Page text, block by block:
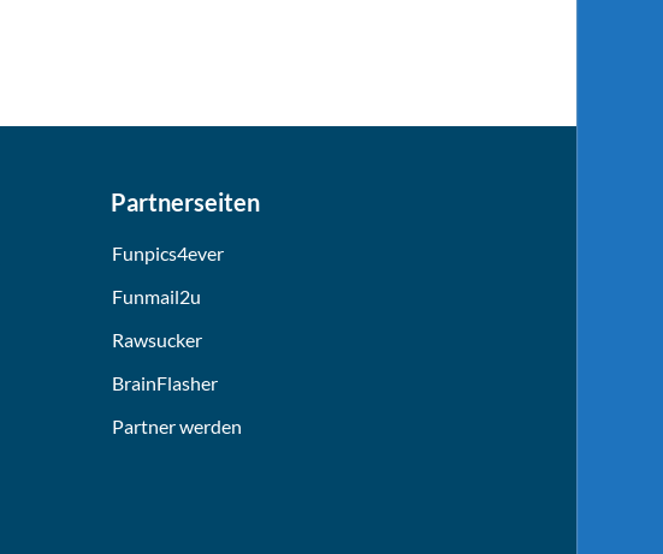
Partnerseiten
Funpics4ever
Funmail2u
Rawsucker
BrainFlasher
Partner werden